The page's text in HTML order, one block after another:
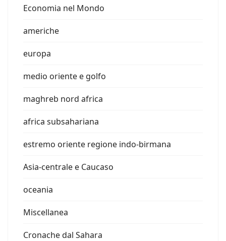
Economia nel Mondo
americhe
europa
medio oriente e golfo
maghreb nord africa
africa subsahariana
estremo oriente regione indo-birmana
Asia-centrale e Caucaso
oceania
Miscellanea
Cronache dal Sahara